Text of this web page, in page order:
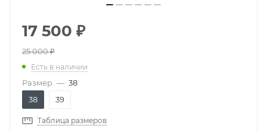
17 500 ₽
25 000₽
Есть в наличии
Размер — 38
38
39
Таблица размеров